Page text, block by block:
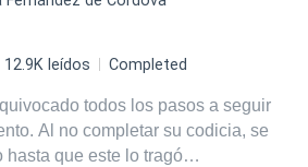
amar de nuevo en medio
12.9K leídos Completed
todos los pasos a seguir
Al no completar su codicia, se
hasta que este lo tragó